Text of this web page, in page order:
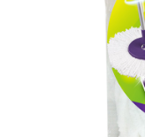
４．使用「AFTEE先享
時審查核予不同之上限額
請求用戶進行身份認證。
５．嚴禁一人註冊多個帳
恩沛科技股份有限公司將